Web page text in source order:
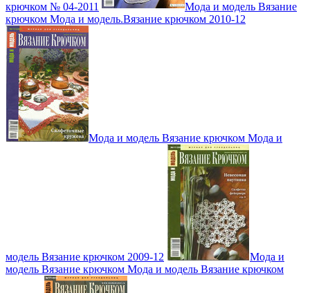
крючком № 04-2011
Мода и модель Вязание
крючком Мода и модель.Вязание крючком 2010-12
Мода и модель Вязание крючком Мода и
модель Вязание крючком 2009-12
Мода и
модель Вязание крючком Мода и модель Вязание крючком